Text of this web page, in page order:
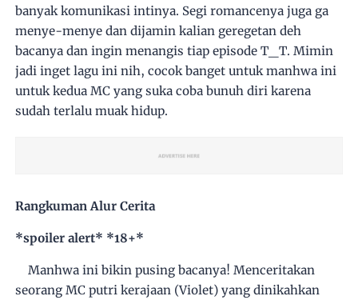
banyak komunikasi intinya. Segi romancenya juga ga
menye-menye dan dijamin kalian geregetan deh
bacanya dan ingin menangis tiap episode T_T. Mimin
jadi inget lagu ini nih, cocok banget untuk manhwa ini
untuk kedua MC yang suka coba bunuh diri karena
sudah terlalu muak hidup.
Rangkuman Alur Cerita
*spoiler alert* *18+*
Manhwa ini bikin pusing bacanya! Menceritakan
seorang MC putri kerajaan (Violet) yang dinikahkan